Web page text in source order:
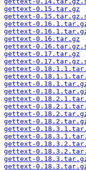
gettext-0.15.tar.gz
gettext-
gettext-
gettext-
gettext-0.16.tar.gz
gettext-
gettext-0.17.tar.gz
gettext-
gettext-
gettext-
gettext-
gettext-
gettext-
gettext-
gettext-
gettext-
gettext-
gettext-
gettext-
gettext-
gettext-
gettext-